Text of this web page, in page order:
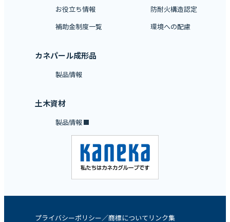
お役立ち情報
防耐火構造認定
補助金制度一覧
環境への配慮
カネパール成形品
製品情報
土木資材
製品情報
プライバシーポリシー／商標についてリンク集